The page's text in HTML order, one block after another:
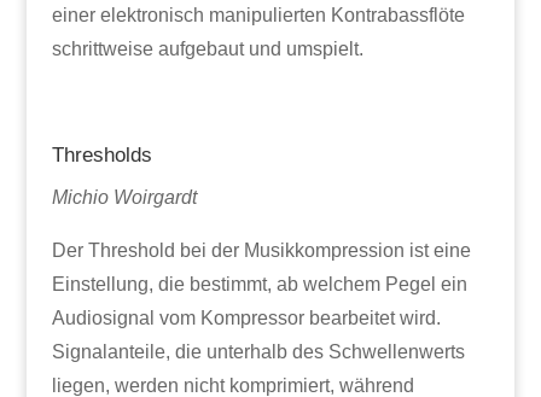
einer elektronisch manipulierten Kontrabassflöte
schrittweise aufgebaut und umspielt.
Thresholds
Michio Woirgardt
Der Threshold bei der Musikkompression ist eine
Einstellung, die bestimmt, ab welchem Pegel ein
Audiosignal vom Kompressor bearbeitet wird.
Signalanteile, die unterhalb des Schwellenwerts
liegen, werden nicht komprimiert, während